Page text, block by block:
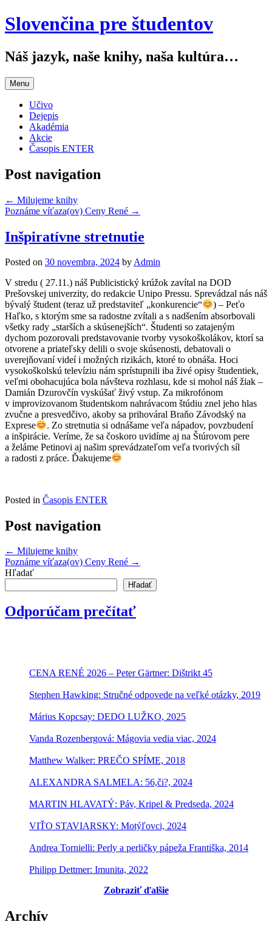
Slovenčina pre študentov
Náš jazyk, naše knihy, naša kultúra…
Menu
Učivo
Dejepis
Akadémia
Akcie
Časopis ENTER
Post navigation
← Milujeme knihy
Poznáme víťaza(ov) Ceny René →
Inšpiratívne stretnutie
Posted on 30 novembra, 2024 byAdmin
V stredu ( 27.11.) náš Publicistický krúžok zavítal na DOD
Prešovskej univerzity, do redakcie Unipo Pressu. Sprevádzal nás náš
bývalý študent (teraz už predstaviteľ „konkurencie“
) – Peťo
Haľko, s ktorým sme sa radostne zvítali a s nadšením absorbovali
všetky rady „starších a skúsenejších“. Študenti so zatajeným
dychom pozorovali predstavovanie tvorby vysokoškolákov, ktorí sa
otvorene a priateľsky delili o svoje skúsenosti, debatovali o
uverejňovaní videí i možných rizikách, ktoré to obnáša. Hoci
vysokoškolskú televíziu nám sprístupnili iba živé opisy študentiek,
veľmi obohacujúca bola návšteva rozhlasu, kde si mohol náš žiak –
Damián Dzurovčín vyskúšať živý vstup. Za mikrofónom
v improvizovanom študentskom nahrávacom štúdiu znel jeho hlas
zvučne a presvedčivo, akoby sa prihováral Braňo Závodský na
Exprese
. Zo stretnutia si odnášame veľa nápadov, povzbudení
a inšpirácie. Veríme, že sa čoskoro uvidíme aj na Štúrovom pere
a želáme Petinovi aj našim sprevádzateľom veľa tvorivých síl
a radosti z práce. Ďakujeme
Posted in Časopis ENTER
Post navigation
← Milujeme knihy
Poznáme víťaza(ov) Ceny René →
Hľadať
Hľadať
Odporúčam prečítať
CENA RENÉ 2026 – Peter Gärtner: Dištrikt 45
Stephen Hawking: Stručné odpovede na veľké otázky, 2019
Márius Kopcsay: DEDO LUŽKO, 2025
Vanda Rozenbergová: Mágovia vedia viac, 2024
Matthew Walker: PREČO SPÍME, 2018
ALEXANDRA SALMELA: 56,či?, 2024
MARTIN HLAVATÝ: Páv, Kripel & Predseda, 2024
VIŤO STAVIARSKY: Motýľovci, 2024
Andrea Tornielli: Perly a perličky pápeža Františka, 2014
Philipp Dettmer: Imunita, 2022
Zobraziť ďalšie
Archív